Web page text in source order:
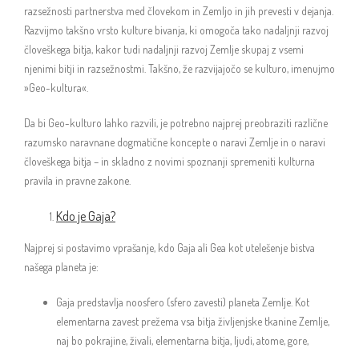
razsežnosti partnerstva med človekom in Zemljo in jih prevesti v dejanja.
Razvijmo takšno vrsto kulture bivanja, ki omogoča tako nadaljnji razvoj
človeškega bitja, kakor tudi nadaljnji razvoj Zemlje skupaj z vsemi
njenimi bitji in razsežnostmi. Takšno, že razvijajočo se kulturo, imenujmo
»Geo-kultura«.
Da bi Geo-kulturo lahko razvili, je potrebno najprej preobraziti različne
razumsko naravnane dogmatične koncepte o naravi Zemlje in o naravi
človeškega bitja – in skladno z novimi spoznanji spremeniti kulturna
pravila in pravne zakone.
Kdo je Gaja?
Najprej si postavimo vprašanje, kdo Gaja ali Gea kot utelešenje bistva
našega planeta je:
Gaja predstavlja noosfero (sfero zavesti) planeta Zemlje. Kot
elementarna zavest prežema vsa bitja življenjske tkanine Zemlje,
naj bo pokrajine, živali, elementarna bitja, ljudi, atome, gore,